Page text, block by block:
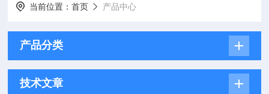
当前位置：首页 产品中心
产品分类
技术文章